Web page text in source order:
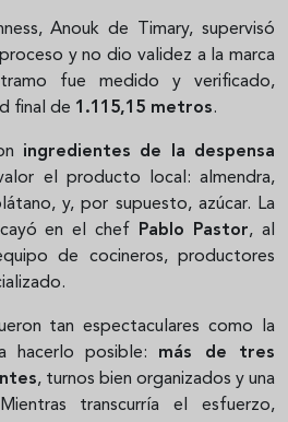
Anouk de Timary, supervisó
y no dio validez a la marca
fue medido y verificado,
final de 1.115,15 metros.
ingredientes de la despensa
el producto local: almendra,
y, por supuesto, azúcar. La
en el chef Pablo Pastor, al
de cocineros, productores
tan espectaculares como la
hacerlo posible: más de tres
, turnos bien organizados y una
transcurría el esfuerzo,